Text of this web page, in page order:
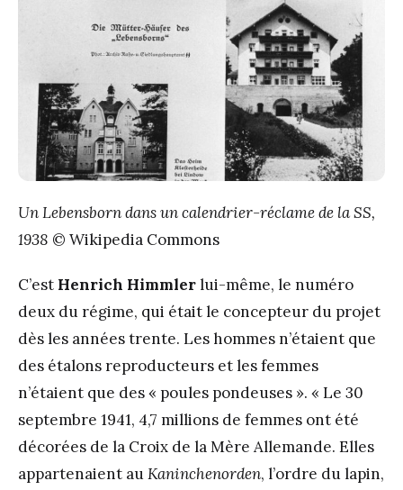
Un Lebensborn dans un calendrier-réclame de la SS,
1938 © Wikipedia Commons
C’est Henrich Himmlerlui-même, le numéro
deux du régime, qui était le concepteur du projet
dès les années trente. Les hommes n’étaient que
des étalons reproducteurs et les femmes
n’étaient que des « poules pondeuses ». « Le 30
septembre 1941, 4,7 millions de femmes ont été
décorées de la Croix de la Mère Allemande. Elles
appartenaient auKaninchenorden, l’ordre du lapin,